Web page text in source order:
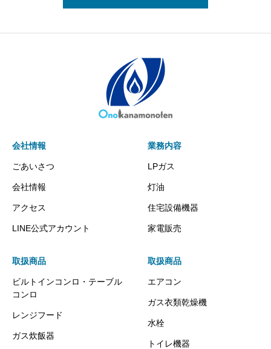
会社情報
ごあいさつ
会社情報
アクセス
LINE公式アカウント
業務内容
LPガス
灯油
住宅設備機器
家電販売
取扱商品
ビルトインコンロ・テーブル
コンロ
レンジフード
ガス炊飯器
取扱商品
エアコン
ガス衣類乾燥機
水栓
トイレ機器